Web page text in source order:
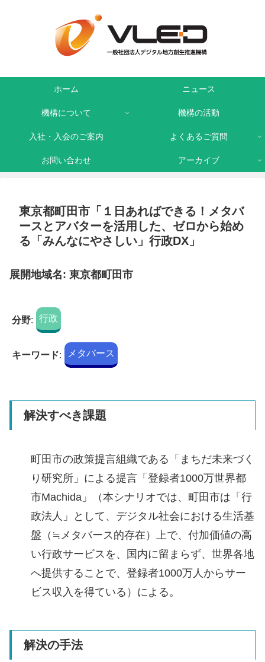
ホーム ニュース
機構について 機構の活動
入社・入会のご案内 よくあるご質問
お問い合わせ アーカイブ
東京都町田市「１日あればできる！メタバ
ースとアバターを活用した、ゼロから始め
る「みんなにやさしい」行政DX」
展開地域名: 東京都町田市
分野: 行政
キーワード: メタバース
解決すべき課題
町田市の政策提言組織である「まちだ未来づく
り研究所」による提言「登録者1000万世界都
市Machida」（本シナリオでは、町田市は「行
政法人」として、デジタル社会における生活基
盤（≒メタバース的存在）上で、付加価値の高
い行政サービスを、国内に留まらず、世界各地
へ提供することで、登録者1000万人からサー
ビス収入を得ている）による。
解決の手法